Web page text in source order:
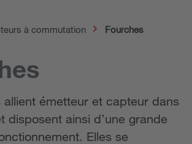
à commutation Fourches
allient émetteur et capteur dans
disposent ainsi d’une grande
Elles se